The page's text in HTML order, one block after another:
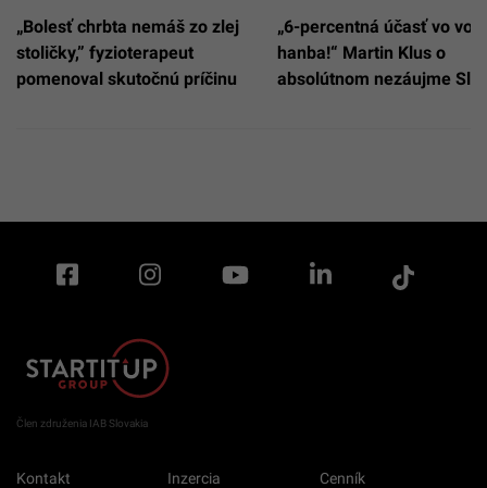
„Bolesť chrbta nemáš zo zlej
stoličky,” fyzioterapeut
pomenoval skutočnú príčinu
„6-percentná účasť vo
hanba!“ Martin Klus o
absolútnom nezáujme
Člen združenia IAB Slovakia
Kontakt Inzercia Cenník